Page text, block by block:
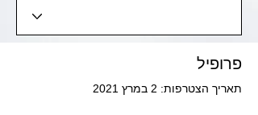
פרופיל
תאריך הצטרפות: 2 במרץ 2021